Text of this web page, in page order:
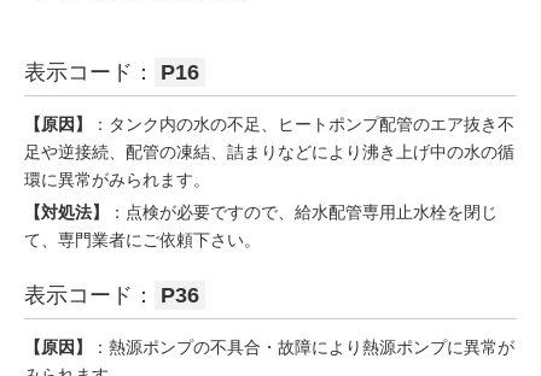
表示コード： P16
【原因】
：タンク内の水の不足、ヒートポンプ配管のエア抜き不
足や逆接続、配管の凍結、詰まりなどにより沸き上げ中の水の循
環に異常がみられます。
【対処法】
：点検が必要ですので、給水配管専用止水栓を閉じ
て、専門業者にご依頼下さい。
表示コード： P36
【原因】
：熱源ポンプの不具合・故障により熱源ポンプに異常が